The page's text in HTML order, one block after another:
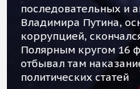
последовательных и
Владимира Путина,
коррупцией,
Полярным кругом 16
отбывал там
политических статей